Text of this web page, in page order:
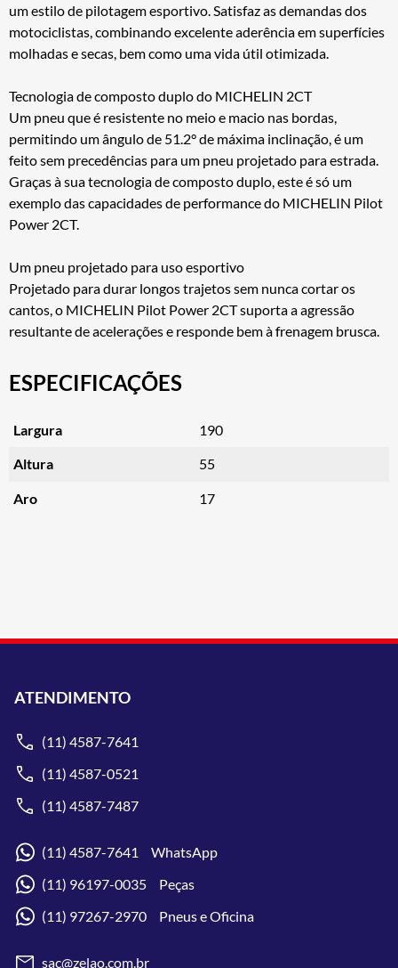
um estilo de pilotagem esportivo. Satisfaz as demandas dos
motociclistas, combinando excelente aderência em superfícies
molhadas e secas, bem como uma vida útil otimizada.
Tecnologia de composto duplo do MICHELIN 2CT
Um pneu que é resistente no meio e macio nas bordas,
permitindo um ângulo de 51.2° de máxima inclinação, é um
feito sem precedências para um pneu projetado para estrada.
Graças à sua tecnologia de composto duplo, este é só um
exemplo das capacidades de performance do MICHELIN Pilot
Power 2CT.
Um pneu projetado para uso esportivo
Projetado para durar longos trajetos sem nunca cortar os
cantos, o MICHELIN Pilot Power 2CT suporta a agressão
resultante de acelerações e responde bem à frenagem brusca.
ESPECIFICAÇÕES
Largura 190
Altura 55
Aro 17
ATENDIMENTO
(11) 4587-7641
(11) 4587-0521
(11) 4587-7487
(11) 4587-7641 WhatsApp
(11) 96197-0035 Peças
(11) 97267-2970 Pneus e Oficina
sac@zelao.com.br